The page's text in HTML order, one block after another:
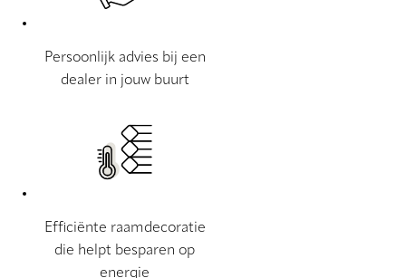
Persoonlijk advies bij een
dealer in jouw buurt
Efficiënte raamdecoratie
die helpt besparen op
energie